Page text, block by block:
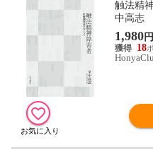
触法精
中高志
1,980円
18